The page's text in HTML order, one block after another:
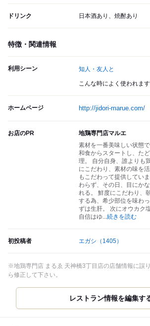
ドリンク 日本酒あり、焼酎あり
特徴・関連情報
利用シーン 知人・友人と
こんな時によく使われます
ホームページ http://jidori-marue.com/
お店のPR
地鶏専門店マルエ
素材を一番美味しい状態
和食からスタートし、た
理。 自分自身、誰よりも
にこだわり、素材の味を
もこだわって提供してい
わらず、その日、目にか
れる。 鮮度にこだわり、
する為、希少部位を味わ
ずは生肝。 次にオウカク
自信はゆ...続きを読む
初投稿者 エガシ （1405）
※地鶏専門店 まるゑ 天神橋3丁目店の店舗情報に誤
ら修正して下さい。
レストラン情報を編集す